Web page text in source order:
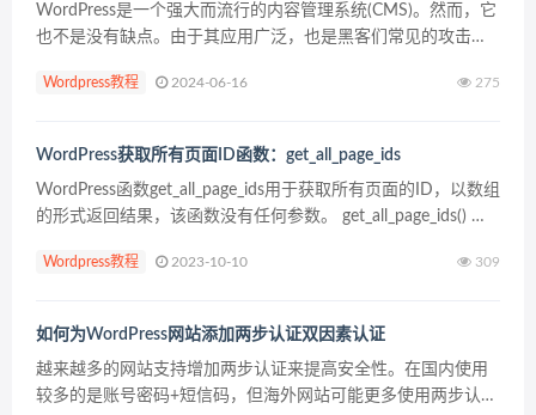
WordPress是一个强大而流行的内容管理系统(CMS)。然而，它
也不是没有缺点。由于其应用广泛，也是黑客们常见的攻击目
措施预防这些问题中受益。 好消息是你...
Wordpress教程 2024-06-16 275
WordPress获取所有页面ID函数：get_all_page_ids
WordPress函数get_all_page_ids用于获取所有页面的ID，以数组
的形式返回结果，该函数没有任何参数。 get_all_page_ids() 函
Wordpress教程 2023-10-10 309
如何为WordPress网站添加两步认证双因素认证
越来越多的网站支持增加两步认证来提高安全性。在国内使用
较多的是账号密码+短信码，但海外网站可能更多使用两步认